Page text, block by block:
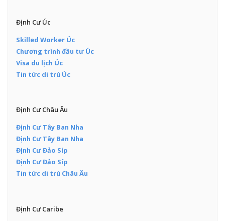
Định Cư Úc
Skilled Worker Úc
Chương trình đầu tư Úc
Visa du lịch Úc
Tin tức di trú Úc
Định Cư Châu Âu
Định Cư Tây Ban Nha
Định Cư Tây Ban Nha
Định Cư Đảo Síp
Định Cư Đảo Síp
Tin tức di trú Châu Âu
Định Cư Caribe